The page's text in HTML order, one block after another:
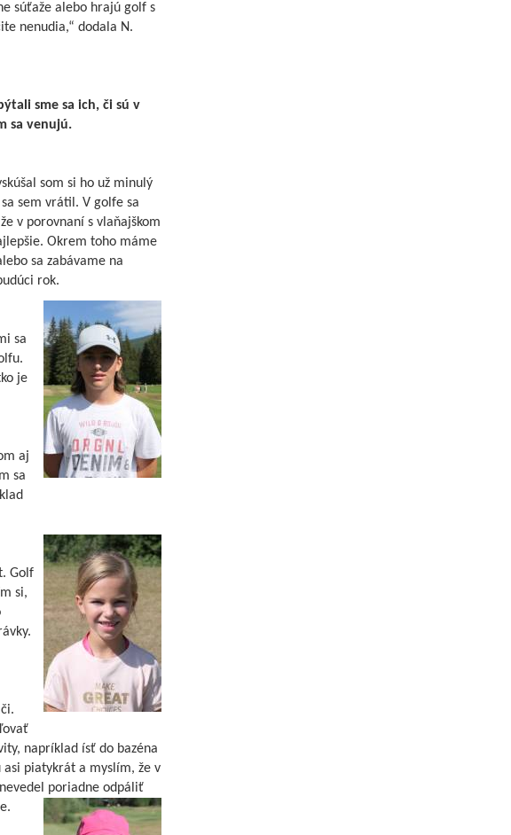
súťaže alebo hrajú golf s
nenudia,“ dodala N.
sme sa ich, či sú v
sa venujú.
som si ho už minulý
sem vrátil. V golfe sa
v porovnaní s vlaňajškom
Okrem toho máme
sa zabávame na
rok.
sa
je
aj
sa
Golf
si,
napríklad ísť do bazéna
piatykrát a myslím, že v
poriadne odpáliť